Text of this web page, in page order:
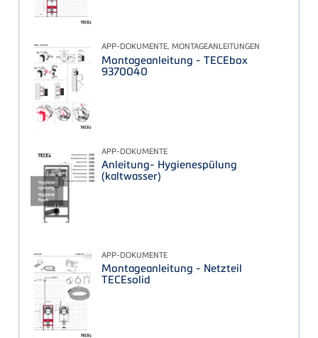
APP-DOKUMENTE, MONTAGEANLEITUNGEN
Montageanleitung - TECEbox
9370040
APP-DOKUMENTE
Anleitung- Hygienespülung
(kaltwasser)
APP-DOKUMENTE
Montageanleitung - Netzteil
TECEsolid